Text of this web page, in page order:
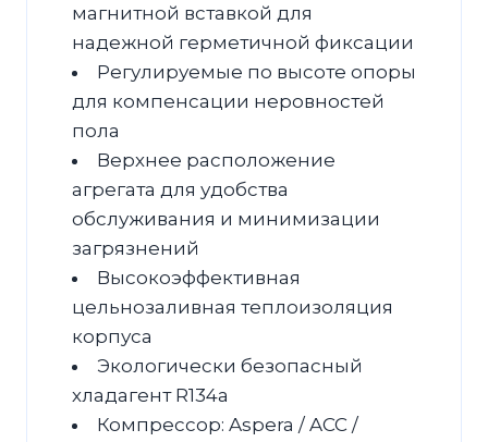
магнитной вставкой для
надежной герметичной фиксации
Регулируемые по высоте опоры
для компенсации неровностей
пола
Верхнее расположение
агрегата для удобства
обслуживания и минимизации
загрязнений
Высокоэффективная
цельнозаливная теплоизоляция
корпуса
Экологически безопасный
хладагент R134a
Компрессор: Aspera / ACC /